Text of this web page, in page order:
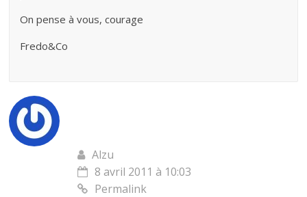
On pense à vous, courage
Fredo&Co
Alzu
8 avril 2011 à 10:03
Permalink